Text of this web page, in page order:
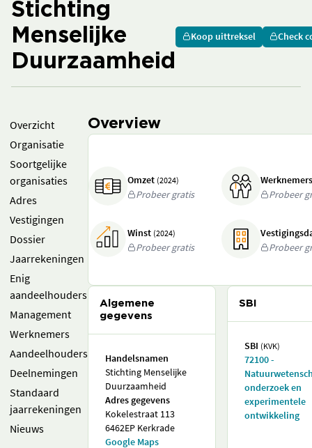
Stichting
Menselijke
Duurzaamheid
Koop uittreksel Check
Overzicht
Organisatie
Soortgelijke
organisaties
Adres
Vestigingen
Dossier
Jaarrekeningen
Enig
aandeelhouders
Management
Werknemers
Aandeelhouders
Deelnemingen
Standaard
jaarrekeningen
Nieuws
Overview
Omzet (2024)
Probeer gratis
Probeer
Winst (2024)
Probeer gratis
Probeer
Algemene
gegevens
Handelsnamen
Stichting Menselijke
Duurzaamheid
Adres gegevens
Kokelestraat 113
6462EP Kerkrade
Google Maps
SBI
SBI (KVK)
72100 -
onderzoek en
experimentele
ontwikkeling